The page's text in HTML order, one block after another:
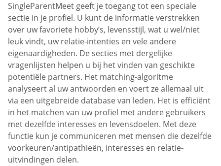
SingleParentMeet geeft je toegang tot een speciale
sectie in je profiel. U kunt de informatie verstrekken
over uw favoriete hobby’s, levensstijl, wat u wel/niet
leuk vindt, uw relatie-intenties en vele andere
eigenaardigheden. De secties met dergelijke
vragenlijsten helpen u bij het vinden van geschikte
potentiële partners. Het matching-algoritme
analyseert al uw antwoorden en voert ze allemaal uit
via een uitgebreide database van leden. Het is efficiënt
in het matchen van uw profiel met andere gebruikers
met dezelfde interesses en levensdoelen. Met deze
functie kun je communiceren met mensen die dezelfde
voorkeuren/antipathieën, interesses en relatie-
uitvindingen delen.